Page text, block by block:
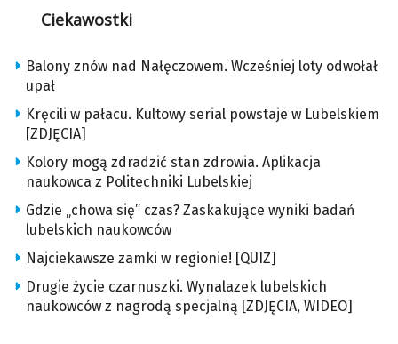
Ciekawostki
Balony znów nad Nałęczowem. Wcześniej loty odwołał
upał
Kręcili w pałacu. Kultowy serial powstaje w Lubelskiem
[ZDJĘCIA]
Kolory mogą zdradzić stan zdrowia. Aplikacja
naukowca z Politechniki Lubelskiej
Gdzie „chowa się” czas? Zaskakujące wyniki badań
lubelskich naukowców
Najciekawsze zamki w regionie! [QUIZ]
Drugie życie czarnuszki. Wynalazek lubelskich
naukowców z nagrodą specjalną [ZDJĘCIA, WIDEO]